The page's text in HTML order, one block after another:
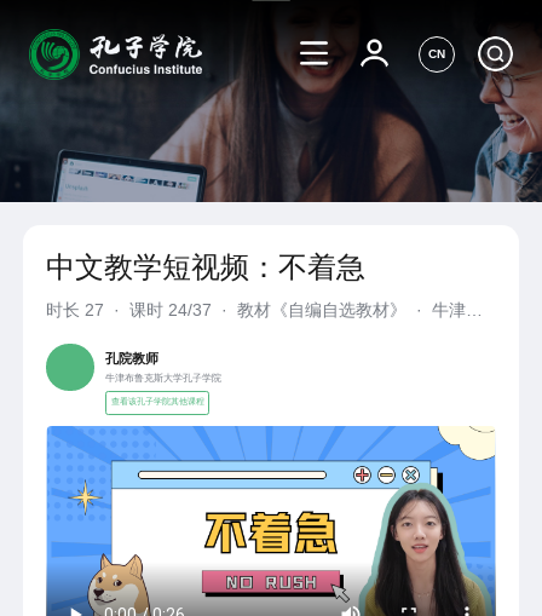
CN
中文教学短视频：不着急
时长 27 · 课时 24/37 · 教材《自编自选教材》 ·
牛津布
孔院教师
牛津布鲁克斯大学孔子学院
查看该孔子学院其他课程